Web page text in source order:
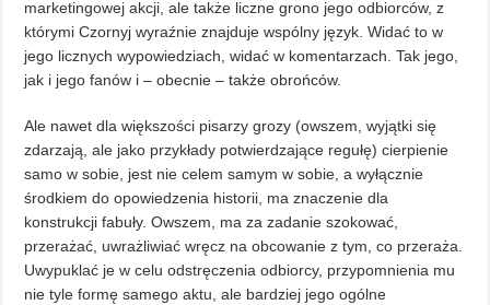
marketingowej akcji, ale także liczne grono jego odbiorców, z
którymi Czornyj wyraźnie znajduje wspólny język. Widać to w
jego licznych wypowiedziach, widać w komentarzach. Tak jego,
jak i jego fanów i – obecnie – także obrońców.
Ale nawet dla większości pisarzy grozy (owszem, wyjątki się
zdarzają, ale jako przykłady potwierdzające regułę) cierpienie
samo w sobie, jest nie celem samym w sobie, a wyłącznie
środkiem do opowiedzenia historii, ma znaczenie dla
konstrukcji fabuły. Owszem, ma za zadanie szokować,
przerażać, uwrażliwiać wręcz na obcowanie z tym, co przeraża.
Uwypuklać je w celu odstręczenia odbiorcy, przypomnienia mu
nie tyle formę samego aktu, ale bardziej jego ogólne